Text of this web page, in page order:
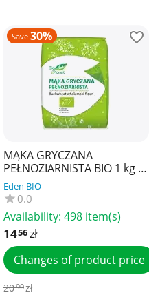
Save 30%
MĄKA GRYCZANA
PEŁNOZIARNISTA BIO 1 kg -
BIO PLANET
Eden BIO
0.0
Availability: 498 item(s)
1456zł
Changes of product price
2090zł